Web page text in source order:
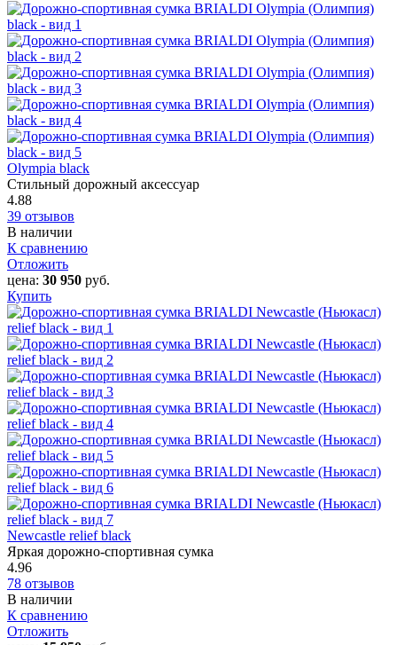
Olympia black
Стильный дорожный аксессуар
4.88
39 отзывов
В наличии
К сравнению
Отложить
цена: 30 950 руб.
Купить
Newcastle relief black
Яркая дорожно-спортивная сумка
4.96
78 отзывов
В наличии
К сравнению
Отложить